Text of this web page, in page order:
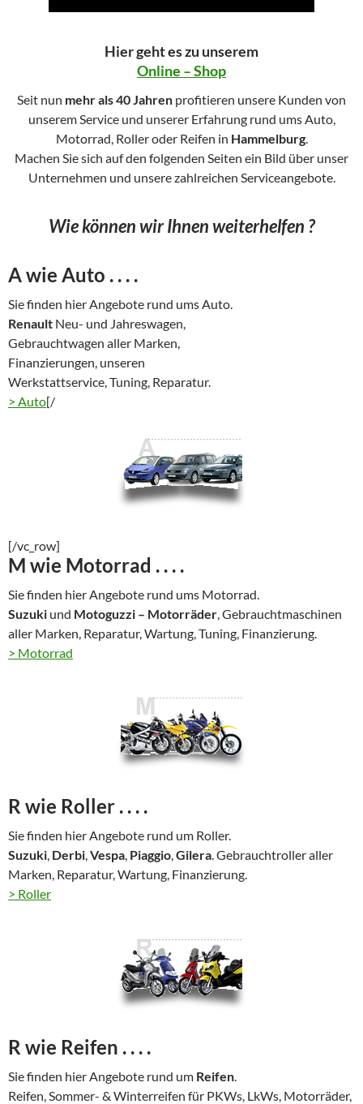
Hier geht es zu unserem
Online – Shop
Seit nun mehr als 40 Jahren profitieren unsere Kunden von
unserem Service und unserer Erfahrung rund ums Auto,
Motorrad, Roller oder Reifen in Hammelburg.
Machen Sie sich auf den folgenden Seiten ein Bild über unser
Unternehmen und unsere zahlreichen Serviceangebote.
Wie können wir Ihnen weiterhelfen ?
A wie Auto . . . .
Sie finden hier Angebote rund ums Auto.
Renault Neu- und Jahreswagen,
Gebrauchtwagen aller Marken,
Finanzierungen, unseren
Werkstattservice, Tuning, Reparatur.
> Auto[/
[/vc_row]
M wie Motorrad . . . .
Sie finden hier Angebote rund ums Motorrad.
Suzuki und Motoguzzi – Motorräder , Gebrauchtmaschinen
aller Marken, Reparatur, Wartung, Tuning, Finanzierung.
> Motorrad
R wie Roller . . . .
Sie finden hier Angebote rund um Roller.
Suzuki Derbi Vespa Piaggio Gilera . Gebrauchtroller aller
Marken, Reparatur, Wartung, Finanzierung.
> Roller
R wie Reifen . . . .
Sie finden hier Angebote rund um Reifen
Reifen, Sommer- & Winterreifen für PKWs, LkWs, Motorräder,